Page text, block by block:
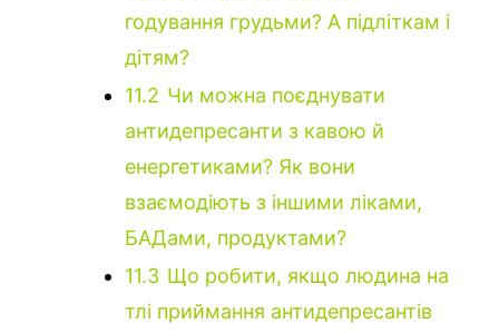
годування грудьми? А підліткам і
дітям?
11.2 Чи можна поєднувати
антидепресанти з кавою й
енергетиками? Як вони
взаємодіють з іншими ліками,
БАДами, продуктами?
11.3 Що робити, якщо людина на
тлі приймання антидепресантів